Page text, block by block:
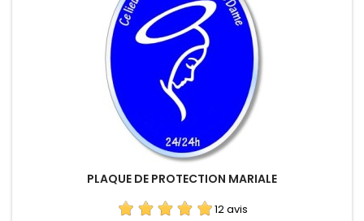
PLAQUE DE PROTECTION MARIALE
12 avis